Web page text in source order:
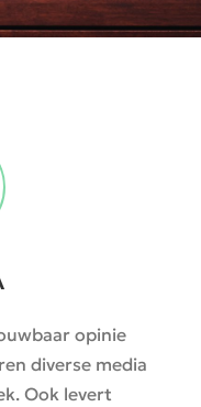
opinie
diverse media
Ook levert